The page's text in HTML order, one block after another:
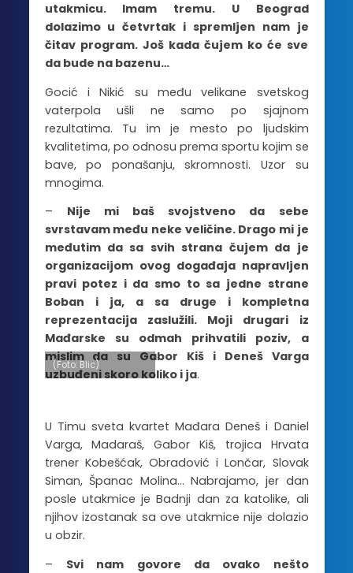
utakmicu. Imam tremu. U Beograd
dolazimo u četvrtak i spremljen nam je
čitav program. Još kada čujem ko će sve
da bude na bazenu…
Gocić i Nikić su među velikane svetskog
vaterpola ušli ne samo po sjajnom
rezultatima. Tu im je mesto po ljudskim
kvalitetima, po odnosu prema sportu kojim se
bave, po ponašanju, skromnosti. Uzor su
mnogima.
– Nije mi baš svojstveno da sebe
svrstavam među neke veličine. Drago mi je
međutim da sa svih strana čujem da je
organizacijom ovog događaja napravljen
pravi potez i da smo to sa jedne strane
Boban i ja, a sa druge i kompletna
reprezentacija zaslužili. Moji drugari iz
Mađarske su odmah prihvatili poziv, a
mislim da su Gabor Kiš i Deneš Varga
uzbuđeni skoro koliko i ja.
(Foto: Blic)
U Timu sveta kvartet Mađara Deneš i Daniel
Varga, Madaraš, Gabor Kiš, trojica Hrvata
trener Kobešćak, Obradović i Lončar, Slovak
Siman, Španac Molina… Nabrajamo, jer dan
posle utakmice je Badnji dan za katolike, ali
njihov izostanak sa ove utakmice nije dolazio
u obzir.
– Svi nam govore da ovako nešto